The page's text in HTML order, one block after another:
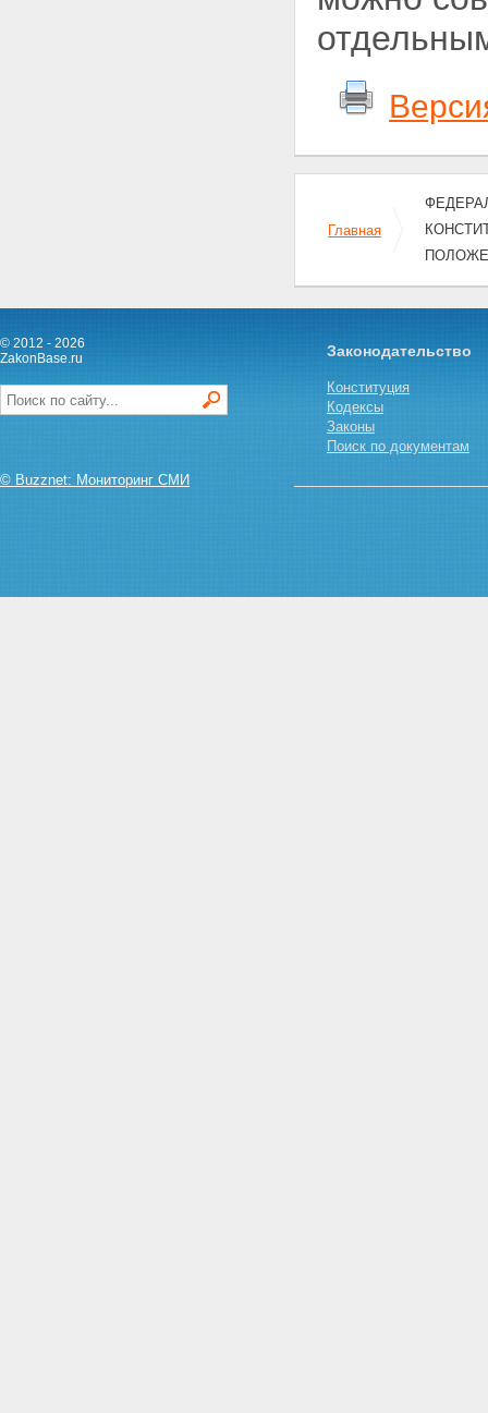
Главная
© 2012 - 2026
ZakonBase.ru
© Buzznet: Мониторинг СМИ
Законодательство
Конституция
Кодексы
Законы
Поиск по документам